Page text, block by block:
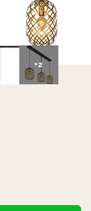
+2